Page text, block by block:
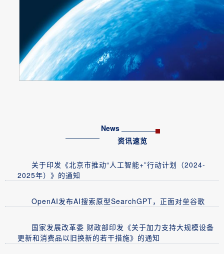
News
资讯速览
关于印发《北京市推动“人工智能+”行动计划（2024-
2025年）》的通知
OpenAI发布AI搜索原型SearchGPT，正面对垒谷歌
国家发展改革委 财政部印发《关于加力支持大规模设备
更新和消费品以旧换新的若干措施》的通知